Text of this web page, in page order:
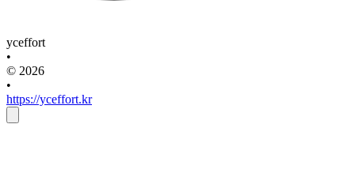
yceffort
•
© 2026
•
https://yceffort.kr